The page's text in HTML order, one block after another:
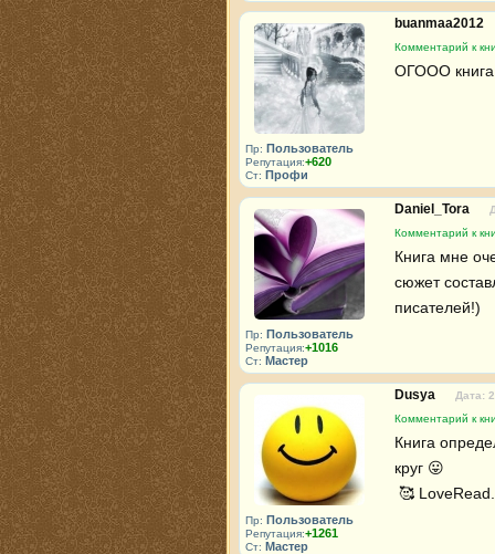
Пр: Пользователь
Репутация:+620
Ст: Профи
buanmaa2012
Комментарий к
ОГООО книга
Пр: Пользователь
Репутация:+1016
Ст: Мастер
Daniel_Tora
Комментарий к
Книга мне
сюжет
писателей!)
Пр: Пользователь
Репутация:+1261
Ст: Мастер
Dusya
Дата:
Комментарий к
Книга
круг 😛
🥰